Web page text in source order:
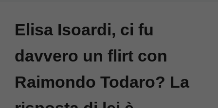
Elisa Isoardi, ci fu
davvero un flirt con
Raimondo Todaro? La